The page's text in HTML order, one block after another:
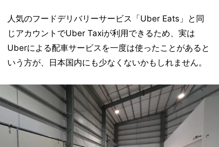
人気のフードデリバリーサービス「Uber Eats」と同
じアカウントでUber Taxiが利用できるため、実は
Uberによる配車サービスを一度は使ったことがあると
いう方が、日本国内にも少なくないかもしれません。